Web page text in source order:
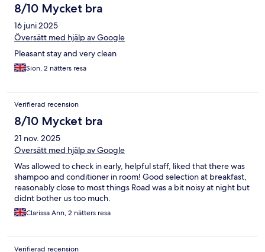
8/10 Mycket bra
16 juni 2025
Översätt med hjälp av Google
Pleasant stay and very clean
Sion, 2 nätters resa
Verifierad recension
8/10 Mycket bra
21 nov. 2025
Översätt med hjälp av Google
Was allowed to check in early, helpful staff, liked that there was
shampoo and conditioner in room! Good selection at breakfast,
reasonably close to most things Road was a bit noisy at night but
didnt bother us too much.
Clarissa Ann, 2 nätters resa
Verifierad recension